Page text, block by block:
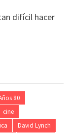
difícil hacer
80
cine
David Lynch